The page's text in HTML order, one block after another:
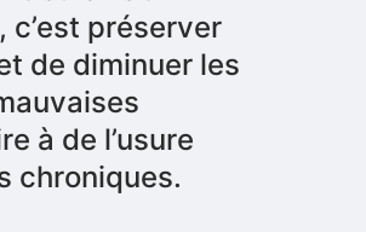
préserver
de diminuer les
à de l’usure
chroniques.